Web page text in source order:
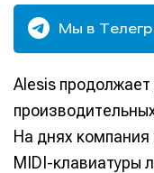
Мы в
Alesis продолжает
На днях
MIDI-клавиатуры